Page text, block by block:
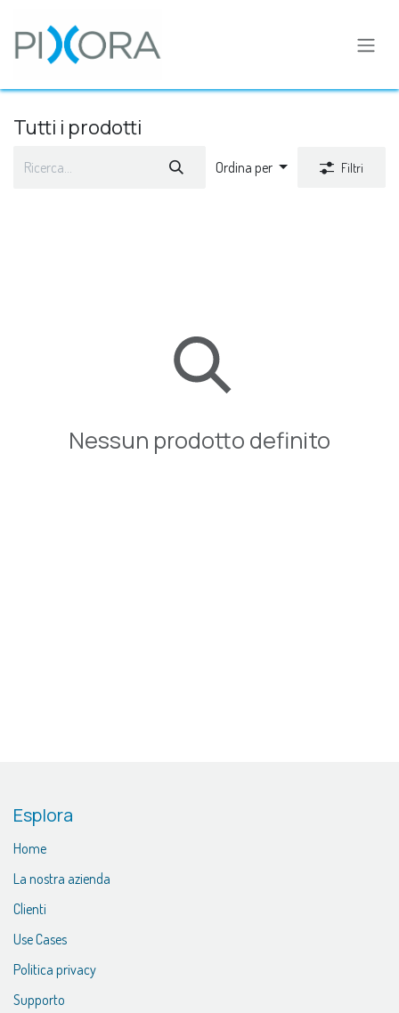
Tutti i prodotti
Ordina per Filtri
Nessun prodotto definito
Esplora
Home
La nostra azienda
Clienti
Use Cases
Politica privacy
Supporto